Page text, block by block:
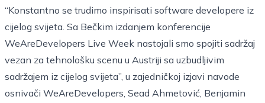
“Konstantno se trudimo inspirisati software developere iz
cijelog svijeta. Sa Bečkim izdanjem konferencije
WeAreDevelopers Live Week nastojali smo spojiti sadržaj
vezan za tehnološku scenu u Austriji sa uzbudljivim
sadržajem iz cijelog svijeta”, u zajedničkoj izjavi navode
osnivači WeAreDevelopers, Sead Ahmetović, Benjamin